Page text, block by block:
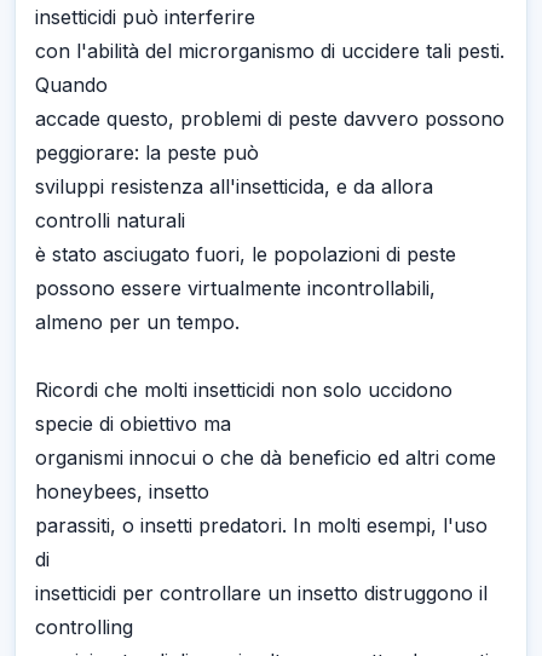
insetticidi può interferire
con l'abilità del microrganismo di uccidere tali pesti.
Quando
accade questo, problemi di peste davvero possono
peggiorare: la peste può
sviluppi resistenza all'insetticida, e da allora
controlli naturali
è stato asciugato fuori, le popolazioni di peste
possono essere virtualmente incontrollabili,
almeno per un tempo.
Ricordi che molti insetticidi non solo uccidono
specie di obiettivo ma
organismi innocui o che dà beneficio ed altri come
honeybees, insetto
parassiti, o insetti predatori. In molti esempi, l'uso
di
insetticidi per controllare un insetto distruggono il
controlling